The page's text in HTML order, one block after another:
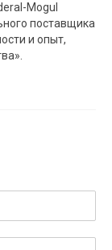
Mogul
поставщика
и опыт,